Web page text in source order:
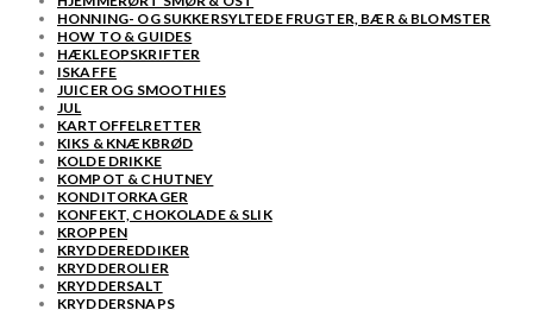
HONNING- OG SUKKERSYLTEDE FRUGTER, BÆR & BLOMSTER
HOW TO & GUIDES
HÆKLEOPSKRIFTER
ISKAFFE
JUICER OG SMOOTHIES
JUL
KARTOFFELRETTER
KIKS & KNÆKBRØD
KOLDE DRIKKE
KOMPOT & CHUTNEY
KONDITORKAGER
KONFEKT, CHOKOLADE & SLIK
KROPPEN
KRYDDEREDDIKER
KRYDDEROLIER
KRYDDERSALT
KRYDDERSNAPS